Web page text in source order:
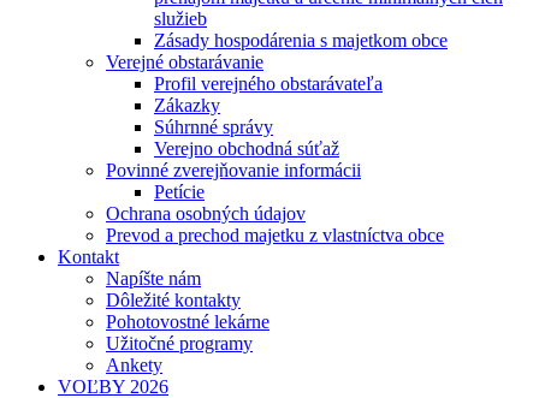
služieb
Zásady hospodárenia s majetkom obce
Verejné obstarávanie
Profil verejného obstarávateľa
Zákazky
Súhrnné správy
Verejno obchodná súťaž
Povinné zverejňovanie informácii
Petície
Ochrana osobných údajov
Prevod a prechod majetku z vlastníctva obce
Kontakt
Napíšte nám
Dôležité kontakty
Pohotovostné lekárne
Užitočné programy
Ankety
VOĽBY 2026